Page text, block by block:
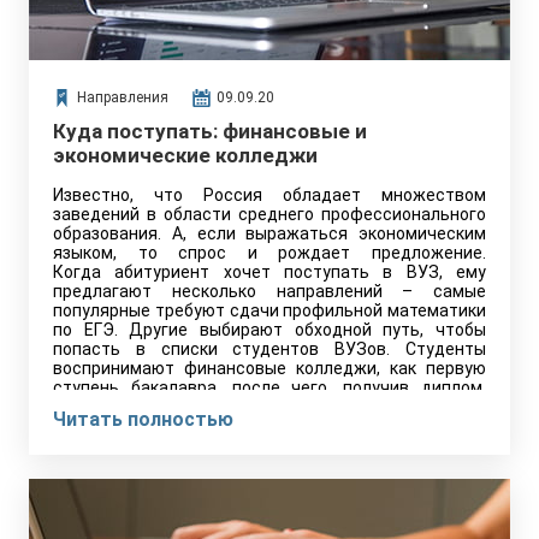
Направления 09.09.20
Куда поступать: финансовые и
экономические колледжи
Известно, что Россия обладает множеством
заведений в области среднего профессионального
образования. А, если выражаться экономическим
языком, то спрос и рождает предложение.
Когда абитуриент хочет поступать в ВУЗ, ему
предлагают несколько направлений – самые
популярные требуют сдачи профильной математики
по ЕГЭ. Другие выбирают обходной путь, чтобы
попасть в списки студентов ВУЗов. Студенты
воспринимают финансовые колледжи, как первую
ступень бакалавра, после чего, получив диплом,
мешает им работать на таких же должностях, что и
Читать полностью